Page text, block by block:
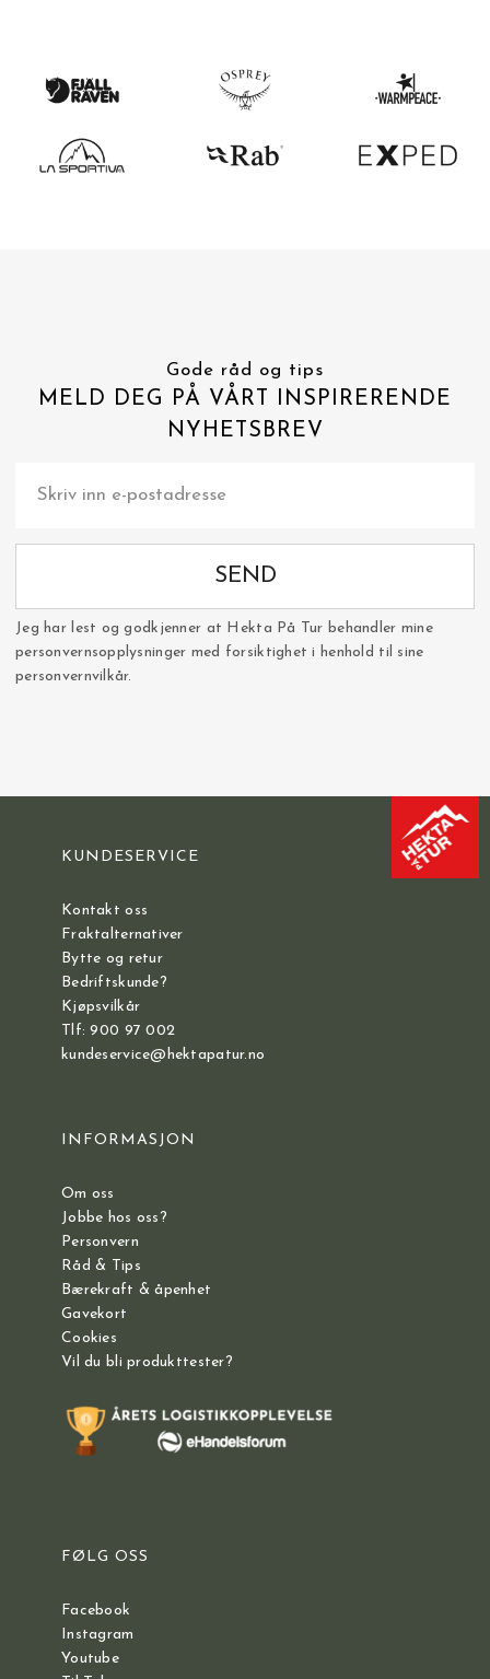
Gode råd og tips
MELD DEG PÅ VÅRT INSPIRERENDE
NYHETSBREV
SEND
Jeg har lest og godkjenner at Hekta På Tur behandler mine
personvernsopplysninger med forsiktighet i henhold til sine
personvernvilkår.
KUNDESERVICE
Kontakt oss
Fraktalternativer
Bytte og retur
Bedriftskunde?
Kjøpsvilkår
Tlf: 900 97 002
kundeservice@hektapatur.no
INFORMASJON
Om oss
Jobbe hos oss?
Personvern
Råd & Tips
Bærekraft & åpenhet
Gavekort
Cookies
Vil du bli produkttester?
FØLG OSS
Facebook
Instagram
Youtube